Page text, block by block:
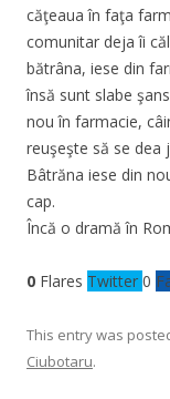
căţeaua în faţa
comunitar deja îi
bătrâna, iese din
însă sunt slabe
nou în farmacie,
reuşeşte să se dea
Bâtrăna iese din
cap.
Încă o dramă în
0 Flares Twitter 0
This entry was
Ciubotaru.